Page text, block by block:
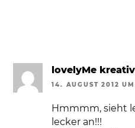
lovelyMe kreativ
14. AUGUST 2012
Hmmmm, sieht
lecker an!!!